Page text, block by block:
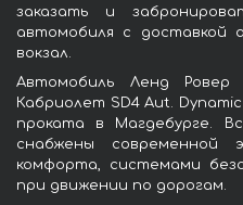
заказать и
автомобиля с
вокзал.
Автомобиль Ленд Ровер
Кабриолет SD4 Aut.
проката в Магдебурге.
снабжены современной
комфорта, системами
при движении по дорогам.